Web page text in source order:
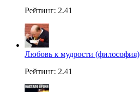
Рейтинг: 2.41
Любовь к мудрости (философия)
Рейтинг: 2.41